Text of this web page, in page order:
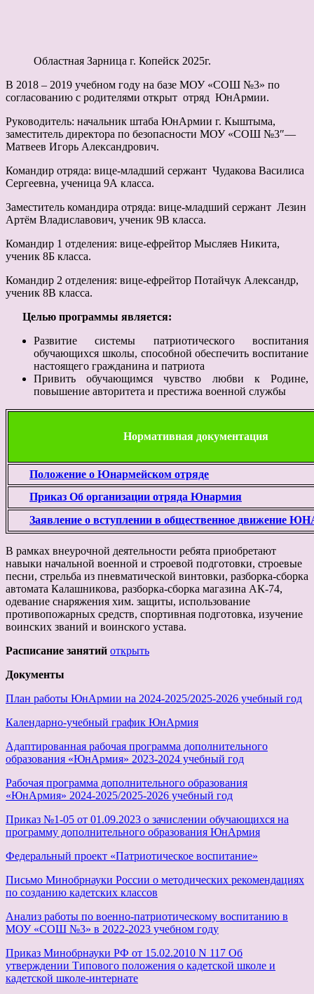
Областная Зарница г. Копейск 2025г.
В 2018 – 2019 учебном году на базе МОУ «СОШ №3» по
согласованию с родителями открыт отряд ЮнАрмии.
Руководитель: начальник штаба ЮнАрмии г. Кыштыма,
заместитель директора по безопасности МОУ «СОШ №3″―
Матвеев Игорь Александрович.
Командир отряда: вице-младший сержант Чудакова Василиса
Сергеевна, ученица 9А класса.
Заместитель командира отряда: вице-младший сержант Лезин
Артём Владиславович, ученик 9В класса.
Командир 1 отделения: вице-ефрейтор Мысляев Никита,
ученик 8Б класса.
Командир 2 отделения: вице-ефрейтор Потайчук Александр,
ученик 8В класса.
Целью программы является:
Развитие системы патриотического воспитания
обучающихся школы, способной обеспечить воспитание
настоящего гражданина и патриота
Привить обучающимся чувство любви к Родине,
повышение авторитета и престижа военной службы
Нормативная документация
Положение о Юнармейском отряде
Приказ Об организации отряда Юнармия
Заявление о вступлении в общественное движение
В рамках внеурочной деятельности ребята приобретают
навыки начальной военной и строевой подготовки, строевые
песни, стрельба из пневматической винтовки, разборка-сборка
автомата Калашникова, разборка-сборка магазина АК-74,
одевание снаряжения хим. защиты, использование
противопожарных средств, спортивная подготовка, изучение
воинских званий и воинского устава.
Расписание занятий открыть
Документы
План работы ЮнАрмии на 2024-2025/2025-2026 учебный год
Календарно-учебный график ЮнАрмия
Адаптированная рабочая программа дополнительного
образования «ЮнАрмия» 2023-2024 учебный год
Рабочая программа дополнительного образования
«ЮнАрмия» 2024-2025/2025-2026 учебный год
Приказ №1-05 от 01.09.2023 о зачислении обучающихся на
программу дополнительного образования ЮнАрмия
Федеральный проект «Патриотическое воспитание»
Письмо Минобрнауки России о методических рекомендациях
по созданию кадетских классов
Анализ работы по военно-патриотическому воспитанию в
МОУ «СОШ №3» в 2022-2023 учебном году
Приказ Минобрнауки РФ от 15.02.2010 N 117 Об
утверждении Типового положения о кадетской школе и
кадетской школе-интернате